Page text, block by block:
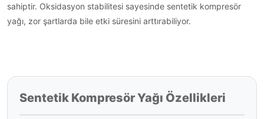
sahiptir. Oksidasyon stabilitesi sayesinde sentetik kompresör
yağı, zor şartlarda bile etki süresini arttırabiliyor.
Sentetik Kompresör Yağı Özellikleri